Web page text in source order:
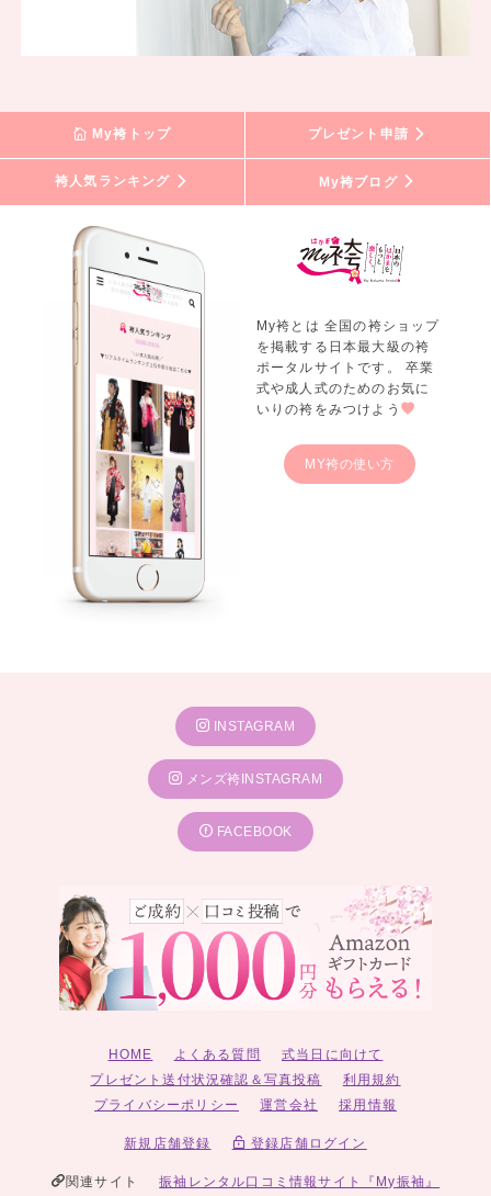
My袴トップ プレゼント申請
袴人気ランキング My袴ブログ
My袴とは 全国の袴ショップ
を掲載する日本最大級の袴
ポータルサイトです。 卒業
式や成人式のためのお気に
いりの袴をみつけよう
MY袴の使い方
INSTAGRAM
メンズ袴INSTAGRAM
FACEBOOK
HOME よくある質問
式当日に向けて
プレゼント送付状況確認＆写真投稿
利用規約
プライバシーポリシー
運営会社 採用情報
新規店舗登録 登録店舗ログイン
関連サイト 振袖レンタル口コミ情報サイト『My振袖』